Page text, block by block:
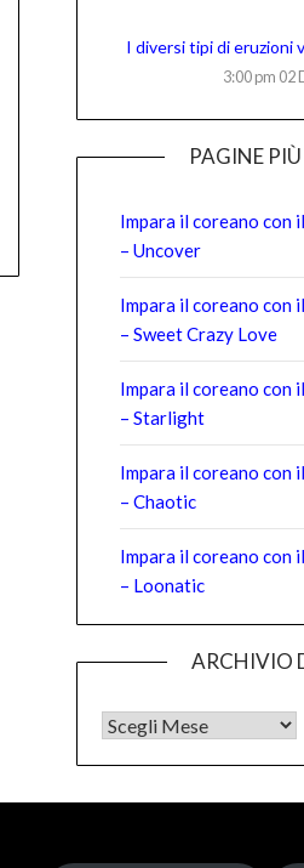
I diversi tipi di eruzioni
3:00 pm 02
PAGINE
Impara il coreano con
– Uncover
Impara il coreano con
– Sweet Crazy Love
Impara il coreano con
– Starlight
Impara il coreano con
– Chaotic
Impara il coreano con
– Loonatic
ARCHIVIO